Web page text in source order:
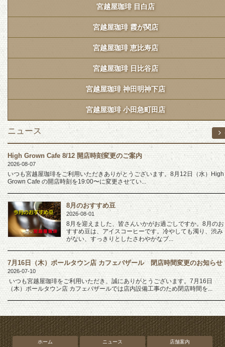
宮越屋珈琲 目白店
宮越屋珈琲 霞が関店
宮越屋珈琲 恵比寿店
宮越屋珈琲 日比谷店
宮越屋珈琲 神田明神下店
宮越屋珈琲 小田急町田店
ニュース
High Grown Cafe 8/12 開店時刻変更のご案内
2026-08-07
いつも宮越屋珈琲をご利用いただきありがとうございます。8月12日（水）High
Grown Cafe の開店時刻を19:00〜に変更させてい...
8月のおすすめ豆
2026-08-01
8月を迎えました、皆さんいかがお過ごしですか。8月のお
すすめ豆は、アイスコーヒーです。冷やしても濁り、渋み
がない、すっきりとしたさわやかなブ...
7月16日（木）ポールタウン店 カフェバザール 閉店時間変更のお知らせ
2026-07-10
いつも宮越屋珈琲をご利用いただき、誠にありがとうございます。7月16日
（木）ポールタウン店 カフェバザールでは店内設備工事のため閉店時間を...
ホーム ニュース 店舗案内